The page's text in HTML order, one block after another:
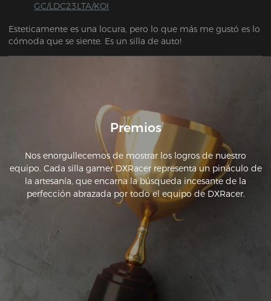
GC/LDC23LTA/KOI
Esteticamente es una locura, pero lo que más me gustó es lo
cómoda que se siente. Es un silla de auto!
Premios
Nos enorgullecemos de mostrar los logros de nuestro
equipo. Cada silla gamer DXRacer representa un pináculo de
la artesanía, que encarna la búsqueda incesante de la
perfección abrazada por todo el equipo de DXRacer.